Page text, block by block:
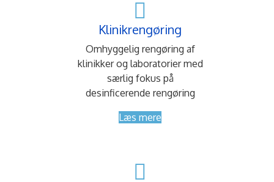
Klinikrengøring
Omhyggelig rengøring af
klinikker og laboratorier med
særlig fokus på
desinficerende rengøring
Læs mere